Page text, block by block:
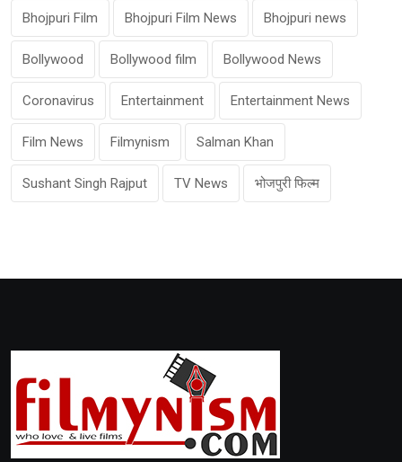
Bhojpuri Film Bhojpuri Film News Bhojpuri news
Bollywood Bollywood film Bollywood News
Coronavirus Entertainment Entertainment News
Film News Filmynism Salman Khan
Sushant Singh Rajput TV News भोजपुरी फिल्म